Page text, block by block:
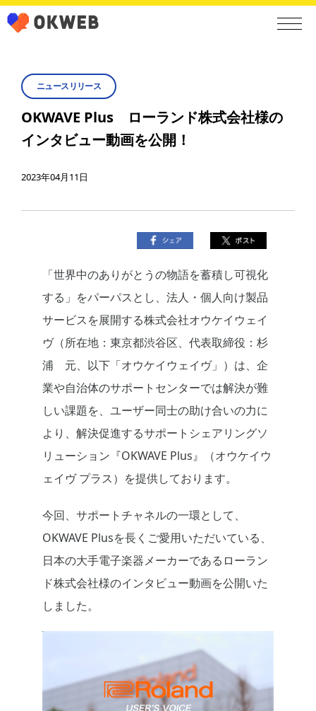
ニュースリリース
OKWAVE Plus ローランド株式会社様の
インタビュー動画を公開！
2023年04月11日
「世界中のありがとうの物語を蓄積し可視化
する」をパーパスとし、法人・個人向け製品
サービスを展開する株式会社オウケイウェイ
ヴ（所在地：東京都渋谷区、代表取締役：杉
浦 元、以下「オウケイウェイヴ」）は、企
業や自治体のサポートセンターでは解決が難
しい課題を、ユーザー同士の助け合いの力に
より、解決促進するサポートシェアリングソ
リューション『OKWAVE Plus』（オウケイウ
ェイヴ プラス）を提供しております。
今回、サポートチャネルの一環として、
OKWAVE Plusを長くご愛用いただいている、
日本の大手電子楽器メーカーであるローラン
ド株式会社様のインタビュー動画を公開いた
しました。